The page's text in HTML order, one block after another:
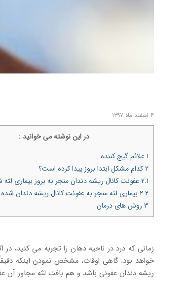
۴ اسفند ماه ۱۳۹۷
در اين نوشته می خوانيد :
۱ علائم گیج کننده
۲کدام مشکل ابتدا بروز پیدا کرده است؟
۲.۱ عفونت کانال ریشه دندان منجر به بروز بیماری
۲.۲ بیماری لثه منجر به عفونت کانال ریشه دندان
۳ روش های درمان
زمانی که درد در ناحیه دهان را تجربه می کنید،
خواهد بود. گاهی اوقات، مشخص نمودن اینکه
ریشه دندان عفونی باشد و هم بافت لثه مجاور آن